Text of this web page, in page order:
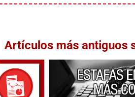
Artículos más antiguos